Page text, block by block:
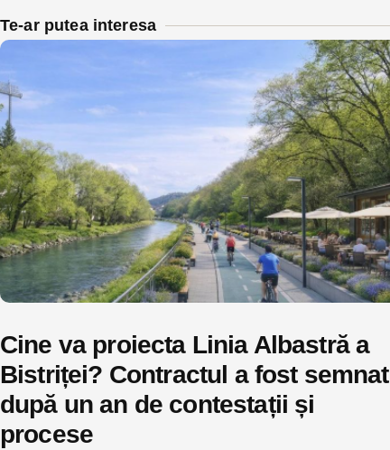
Te-ar putea interesa
Cine va proiecta Linia Albastră a
Bistriței? Contractul a fost semnat
după un an de contestații și
procese